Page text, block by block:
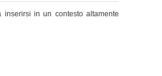
inserirsi in un contesto altamente